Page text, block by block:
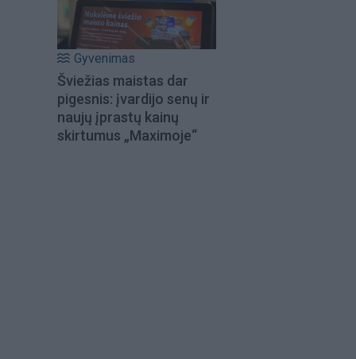
Gyvenimas
Šviežias maistas dar
pigesnis: įvardijo senų ir
naujų įprastų kainų
skirtumus „Maximoje“